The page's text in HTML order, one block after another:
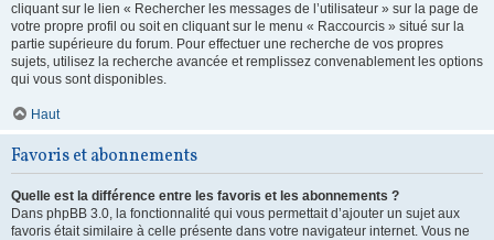
cliquant sur le lien « Rechercher les messages de l’utilisateur » sur la page de
votre propre profil ou soit en cliquant sur le menu « Raccourcis » situé sur la
partie supérieure du forum. Pour effectuer une recherche de vos propres
sujets, utilisez la recherche avancée et remplissez convenablement les options
qui vous sont disponibles.
Haut
Favoris et abonnements
Quelle est la différence entre les favoris et les abonnements ?
Dans phpBB 3.0, la fonctionnalité qui vous permettait d’ajouter un sujet aux
favoris était similaire à celle présente dans votre navigateur internet. Vous ne